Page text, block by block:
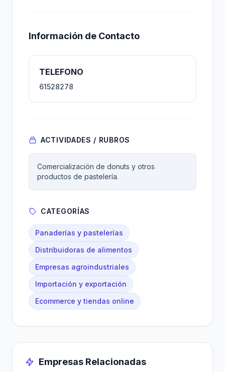
Información de Contacto
TELEFONO
61528278
ACTIVIDADES / RUBROS
Comercialización de donuts y otros
productos de pastelería.
CATEGORÍAS
Panaderías y pastelerías
Distribuidoras de alimentos
Empresas agroindustriales
Importación y exportación
Ecommerce y tiendas online
Empresas Relacionadas